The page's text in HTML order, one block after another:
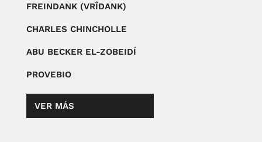
FREINDANK (VRÎDANK)
CHARLES CHINCHOLLE
ABU BECKER EL-ZOBEIDÍ
PROVEBIO
VER MÁS